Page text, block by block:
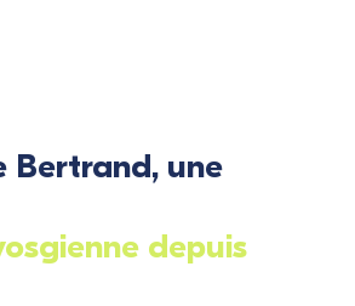
Bertrand, une
depuis